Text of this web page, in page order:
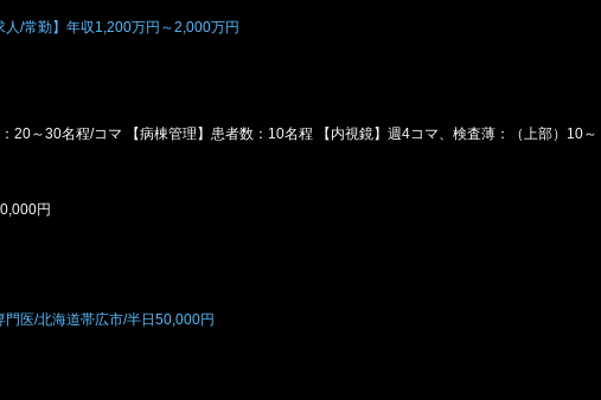
/常勤】年収1,200万円～2,000万円
20～30名程/コマ 【病棟管理】患者数：10名程 【内視鏡】週4コマ、検査薄：（上部）10～
円
医/北海道帯広市/半日50,000円